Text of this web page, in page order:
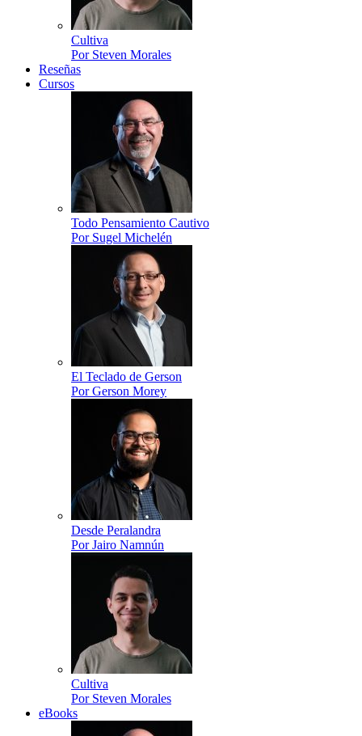
Cultiva
Por Steven Morales
Reseñas
Cursos
Todo Pensamiento Cautivo
Por Sugel Michelén
El Teclado de Gerson
Por Gerson Morey
Desde Peralandra
Por Jairo Namnún
Cultiva
Por Steven Morales
eBooks